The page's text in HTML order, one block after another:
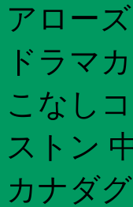
アロー
ドラマ
こなし
ストン
カナダ